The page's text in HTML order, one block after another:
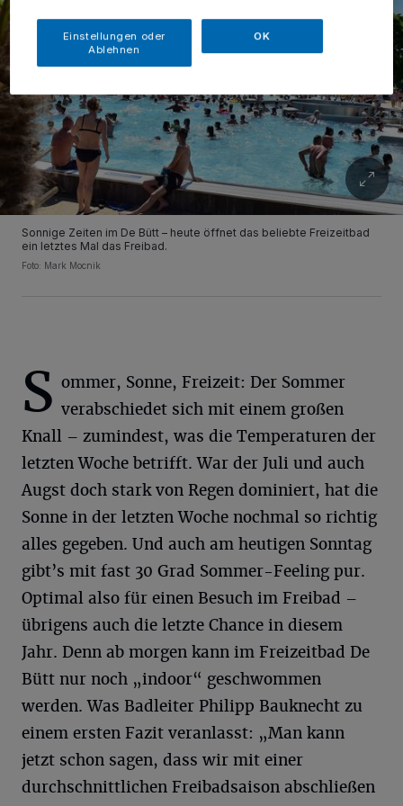
Sonnige Zeiten im De Bütt – heute öffnet das beliebte Freizeitbad
ein letztes Mal das Freibad.
Foto: Mark Mocnik
S ommer, Sonne, Freizeit: Der Sommer
verabschiedet sich mit einem großen
Knall – zumindest, was die Temperaturen der
letzten Woche betrifft. War der Juli und auch
Augst doch stark von Regen dominiert, hat die
Sonne in der letzten Woche nochmal so richtig
alles gegeben. Und auch am heutigen Sonntag
gibt’s mit fast 30 Grad Sommer-Feeling pur.
Optimal also für einen Besuch im Freibad –
übrigens auch die letzte Chance in diesem
Jahr. Denn ab morgen kann im Freizeitbad De
Bütt nur noch „indoor“ geschwommen
werden. Was Badleiter Philipp Bauknecht zu
einem ersten Fazit veranlasst: „Man kann
jetzt schon sagen, dass wir mit einer
durchschnittlichen Freibadsaison abschließen
Einstellungen oder
Ablehnen
OK